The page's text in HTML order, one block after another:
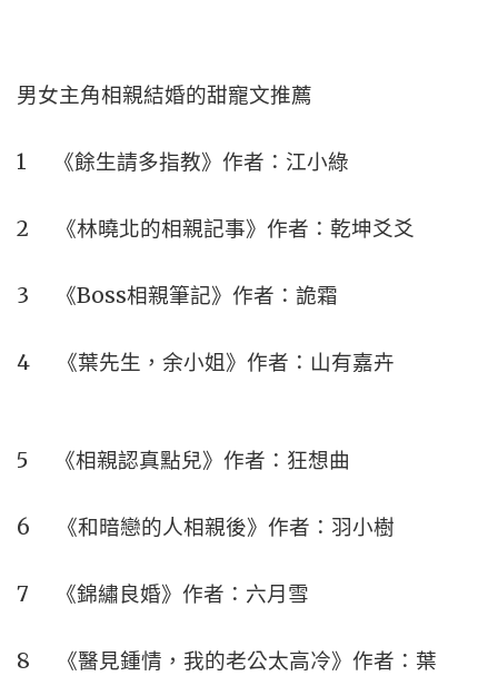
男女主角相親結婚的甜寵文推薦
1 《餘生請多指教》作者：江小綠
2 《林曉北的相親記事》作者：乾坤爻爻
3 《Boss相親筆記》作者：詭霜
4 《葉先生，余小姐》作者：山有嘉卉
5 《相親認真點兒》作者：狂想曲
6 《和暗戀的人相親後》作者：羽小樹
7 《錦繡良婚》作者：六月雪
8 《醫見鍾情，我的老公太高冷》作者：葉